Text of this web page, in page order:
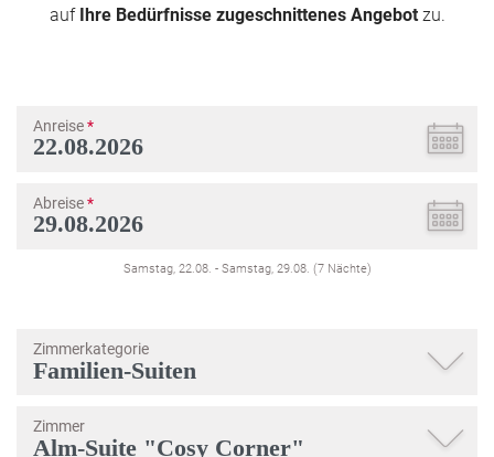
auf Ihre Bedürfnisse zugeschnittenes Angebotzu.
Anreise*
Abreise*
Samstag, 22.08. - Samstag, 29.08. (7 Nächte)
Zimmerkategorie
Zimmer